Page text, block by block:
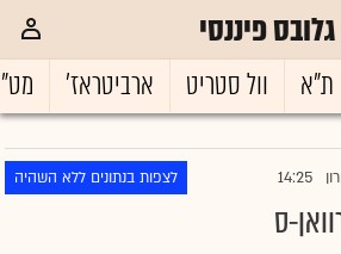
גלובס פיננסי
ת"א וול סטריט ארביטראז'
14:25 לצפות בנתונים ללא השהיה
ס